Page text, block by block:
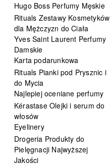
Hugo Boss Perfumy Męskie
Rituals Zestawy Kosmetyków
dla Mężczyzn do Ciała
Yves Saint Laurent Perfumy
Damskie
Karta podarunkowa
Rituals Pianki pod Prysznic i
do Mycia
Najlepiej oceniane perfumy
Kérastase Olejki i serum do
włosów
Eyelinery
Drogeria Produkty do
Pielęgnacji Najwyższej
Jakości